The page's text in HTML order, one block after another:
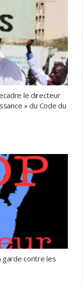
le directeur
» du Code du
garde contre les